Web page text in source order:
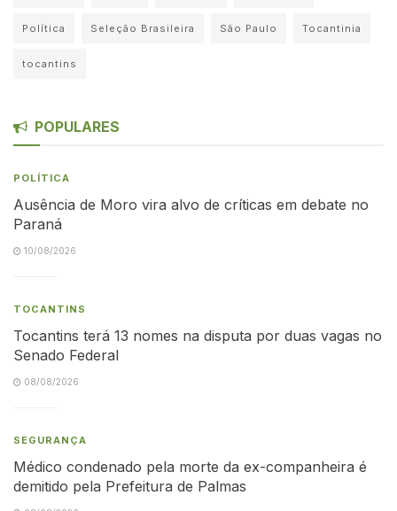
Política Seleção Brasileira São Paulo Tocantinia
tocantins
POPULARES
POLÍTICA
Ausência de Moro vira alvo de críticas em debate no
Paraná
10/08/2026
TOCANTINS
Tocantins terá 13 nomes na disputa por duas vagas no
Senado Federal
08/08/2026
SEGURANÇA
Médico condenado pela morte da ex-companheira é
demitido pela Prefeitura de Palmas